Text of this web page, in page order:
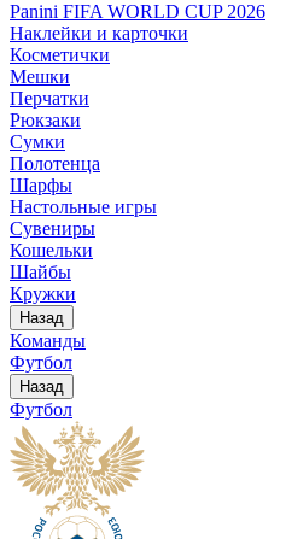
Panini FIFA WORLD CUP 2026
Наклейки и карточки
Косметички
Мешки
Перчатки
Рюкзаки
Сумки
Полотенца
Шарфы
Настольные игры
Сувениры
Кошельки
Шайбы
Кружки
Назад
Команды
Футбол
Назад
Футбол